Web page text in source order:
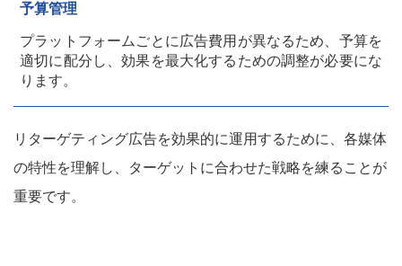
予算管理
プラットフォームごとに広告費用が異なるため、予算を
適切に配分し、効果を最大化するための調整が必要にな
ります。
リターゲティング広告を効果的に運用するために、各媒体
の特性を理解し、ターゲットに合わせた戦略を練ることが
重要です。